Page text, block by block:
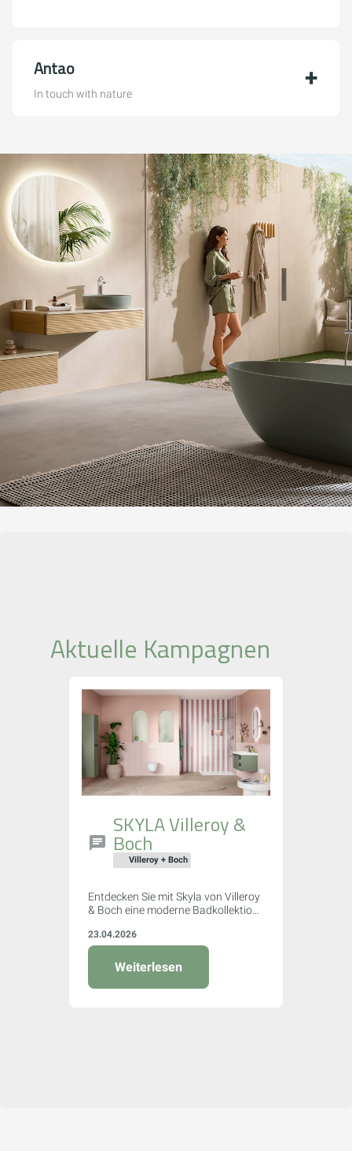
Antao
In touch with nature
Aktuelle Kampagnen
Villeroy + Boch
SKYLA Villeroy &
Boch
Entdecken Sie mit Skyla von Villeroy
& Boch eine moderne Badkollektion,
Kanten und asymmetrischer
Formensprache überzeugt. Flexible
Farb- und Größenoptionen,
nachhaltige WC-Technologie
23.04.2026
Weiterlesen